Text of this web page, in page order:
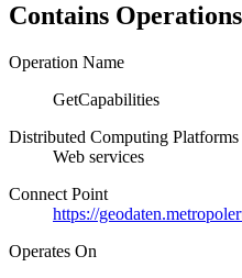
Contains Operations
Operation Name
GetCapabilities
Distributed Computing Platforms
Web services
Connect Point
https://
Operates On